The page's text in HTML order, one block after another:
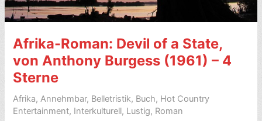
Afrika-Roman: Devil of a State,
von Anthony Burgess (1961) – 4
Sterne
Afrika,Annehmbar, Belletristik, Buch, Hot Country
Entertainment, Interkulturell, Lustig, Roman